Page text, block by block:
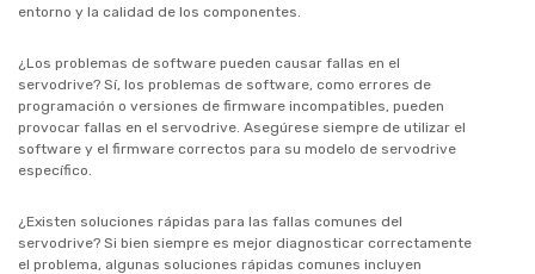
entorno y la calidad de los componentes.
¿Los problemas de software pueden causar fallas en el
servodrive? Sí, los problemas de software, como errores de
programación o versiones de firmware incompatibles, pueden
provocar fallas en el servodrive. Asegúrese siempre de utilizar el
software y el firmware correctos para su modelo de servodrive
específico.
¿Existen soluciones rápidas para las fallas comunes del
servodrive? Si bien siempre es mejor diagnosticar correctamente
el problema, algunas soluciones rápidas comunes incluyen